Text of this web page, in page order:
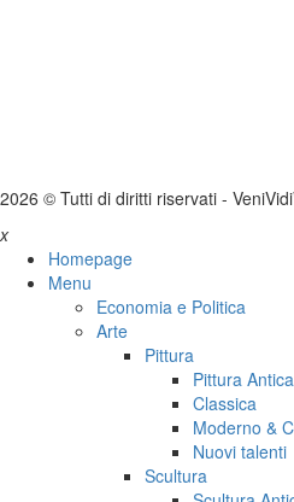
2026 © Tutti di diritti riservati - VeniVidi
x
Homepage
Menu
Economia e Politica
Arte
Pittura
Pittura Antica
Classica
Moderno &
Nuovi talenti
Scultura